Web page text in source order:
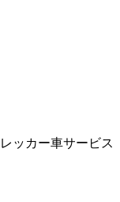
レッカー車サービス